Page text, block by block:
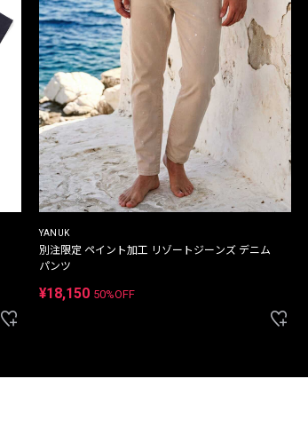
YANUK
別注限定 ペイント加工 リゾートジーンズ デニム
パンツ
¥18,150 50%OFF